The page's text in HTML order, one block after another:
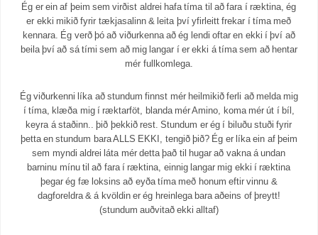
Ég er ein af þeim sem virðist aldrei hafa tíma til að fara í ræktina, ég
er ekki mikið fyrir tækjasalinn & leita því yfirleitt frekar í tíma með
kennara. Ég verð þó að viðurkenna að ég lendi oftar en ekki í því að
beila því að sá tími sem að mig langar í er ekki á tíma sem að hentar
mér fullkomlega.
Ég viðurkenni líka að stundum finnst mér heilmikið ferli að melda mig
í tíma, klæða mig í ræktarföt, blanda mér Amino, koma mér út í bíl,
keyra á staðinn.. þið þekkið rest. Stundum er ég í biluðu stuði fyrir
þetta en stundum bara ALLS EKKI, tengið þið? Ég er líka ein af þeim
sem myndi aldrei láta mér detta það til hugar að vakna á undan
barninu mínu til að fara í ræktina, einnig langar mig ekki í ræktina
þegar ég fæ loksins að eyða tíma með honum eftir vinnu &
dagforeldra & á kvöldin er ég hreinlega bara aðeins of þreytt!
(stundum auðvitað ekki alltaf)